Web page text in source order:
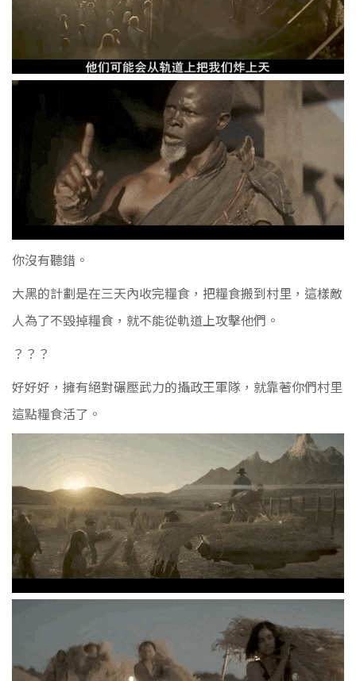
你沒有聽錯。
大黑的計劃是在三天內收完糧食，把糧食搬到村里，這樣敵
人為了不毀掉糧食，就不能從軌道上攻擊他們。
？？？
好好好，擁有絕對碾壓武力的攝政王軍隊，就靠著你們村里
這點糧食活了。